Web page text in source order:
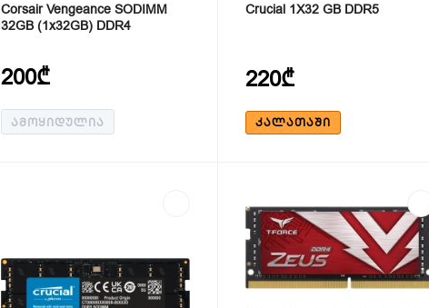
Corsair Vengeance SODIMM
32GB (1x32GB) DDR4
200₾
ᲐᲛᲝᲧᲘᲓᲣᲚᲘᲐ
Crucial 1X32 GB DDR5
220₾
ᲙᲐᲚᲐᲗᲐᲨᲘ